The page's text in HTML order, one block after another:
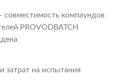
совместимость компаундов
PROVODBATCH
затрат на испытания